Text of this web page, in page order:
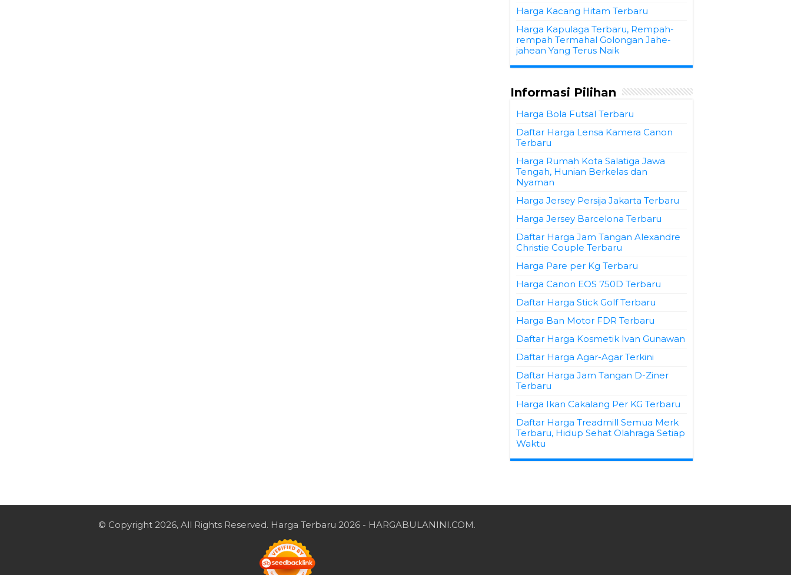
Harga Kacang Hitam Terbaru
Harga Kapulaga Terbaru, Rempah-
rempah Termahal Golongan Jahe-
jahean Yang Terus Naik
Informasi Pilihan
Harga Bola Futsal Terbaru
Daftar Harga Lensa Kamera Canon
Terbaru
Harga Rumah Kota Salatiga Jawa
Tengah, Hunian Berkelas dan
Nyaman
Harga Jersey Persija Jakarta Terbaru
Harga Jersey Barcelona Terbaru
Daftar Harga Jam Tangan Alexandre
Christie Couple Terbaru
Harga Pare per Kg Terbaru
Harga Canon EOS 750D Terbaru
Daftar Harga Stick Golf Terbaru
Harga Ban Motor FDR Terbaru
Daftar Harga Kosmetik Ivan Gunawan
Daftar Harga Agar-Agar Terkini
Daftar Harga Jam Tangan D-Ziner
Terbaru
Harga Ikan Cakalang Per KG Terbaru
Daftar Harga Treadmill Semua Merk
Terbaru, Hidup Sehat Olahraga Setiap
Waktu
© Copyright 2026, All Rights Reserved. Harga Terbaru 2026 - HARGABULANINI.COM.